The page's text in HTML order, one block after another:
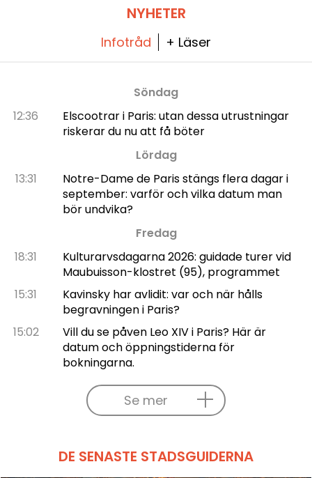
NYHETER
Infotråd + Läser
Söndag
12:36
Elscootrar i Paris: utan dessa utrustningar
riskerar du nu att få böter
Lördag
13:31
Notre-Dame de Paris stängs flera dagar i
september: varför och vilka datum man
bör undvika?
Fredag
18:31
Kulturarvsdagarna 2026: guidade turer vid
Maubuisson-klostret (95), programmet
15:31
Kavinsky har avlidit: var och när hålls
begravningen i Paris?
15:02
Vill du se påven Leo XIV i Paris? Här är
datum och öppningstiderna för
bokningarna.
Se mer
DE SENASTE STADSGUIDERNA